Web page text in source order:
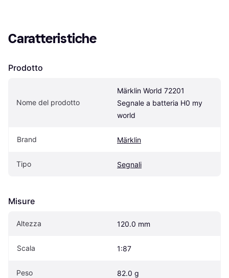
Caratteristiche
Prodotto
Nome del prodotto
Märklin World 72201
Segnale a batteria H0 my
world
Brand Märklin
Tipo Segnali
Misure
Altezza 120.0 mm
Scala 1:87
Peso 82.0 g